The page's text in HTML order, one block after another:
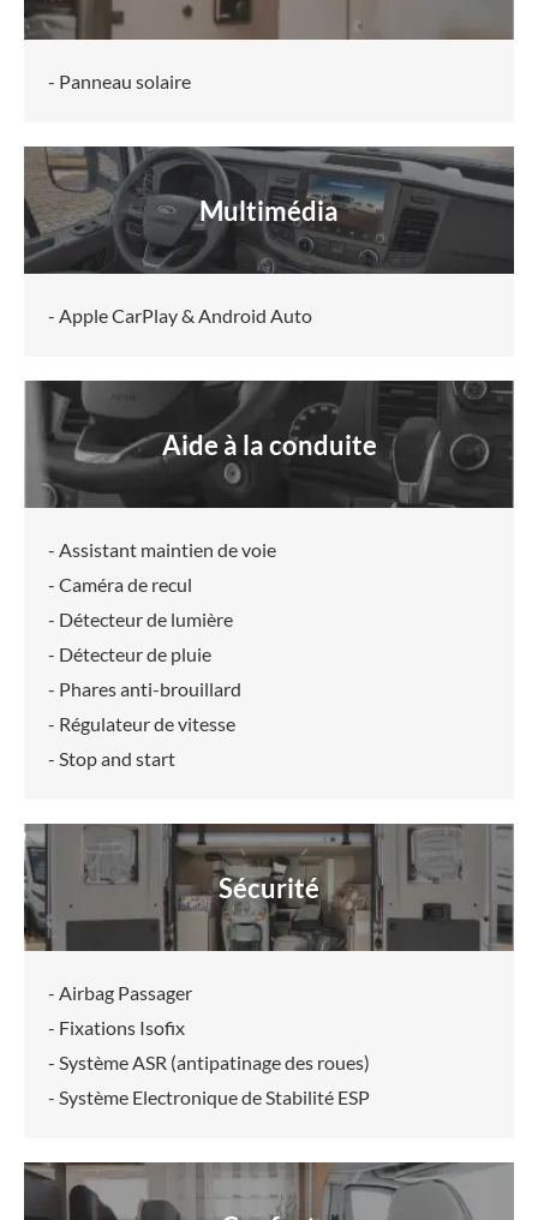
- Panneau solaire
Multimédia
- Apple CarPlay & Android Auto
Aide à la conduite
- Assistant maintien de voie
- Caméra de recul
- Détecteur de lumière
- Détecteur de pluie
- Phares anti-brouillard
- Régulateur de vitesse
- Stop and start
Sécurité
- Airbag Passager
- Fixations Isofix
- Système ASR (antipatinage des roues)
- Système Electronique de Stabilité ESP